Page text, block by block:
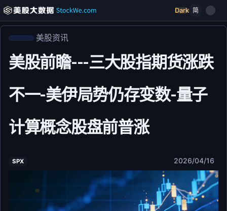
Dark 简
美股资讯
美股前瞻---三大股指期货涨跌
不一-美伊局势仍存变数-量子
计算概念股盘前普涨
SPX 2026/04/16